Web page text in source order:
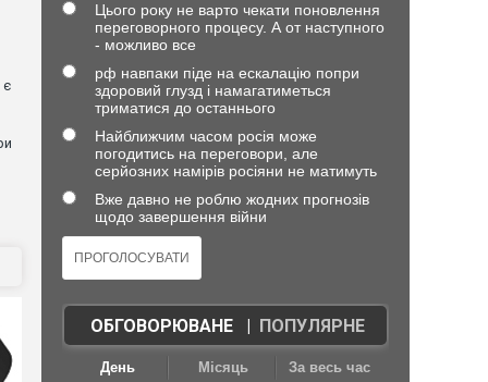
є
Цього року не варто чекати поновлення
переговорного процесу. А от наступного
- можливо все
рф навпаки піде на ескалацію попри
здоровий глузд і намагатиметься
триматися до останнього
Найближчим часом росія може
погодитись на переговори, але
серйозних намірів росіяни не матимуть
Вже давно не роблю жодних прогнозів
щодо завершення війни
ОБГОВОРЮВАНЕ| ПОПУЛЯРНЕ
День Місяць За весь час